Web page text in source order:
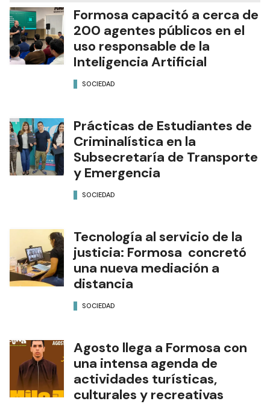
Formosa capacitó a cerca de
200 agentes públicos en el
uso responsable de la
Inteligencia Artificial
SOCIEDAD
Prácticas de Estudiantes de
Criminalística en la
Subsecretaría de Transporte
y Emergencia
SOCIEDAD
Tecnología al servicio de la
justicia: Formosa concretó
una nueva mediación a
distancia
SOCIEDAD
Agosto llega a Formosa con
una intensa agenda de
actividades turísticas,
culturales y recreativas